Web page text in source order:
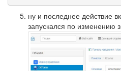
ну и последнее действие
запускался по изменению